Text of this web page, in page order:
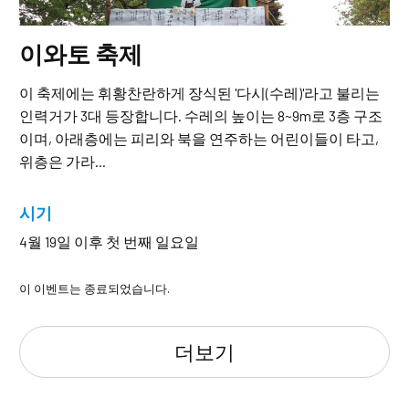
이와토 축제
이 축제에는 휘황찬란하게 장식된 '다시(수레)'라고 불리는
인력거가 3대 등장합니다. 수레의 높이는 8~9m로 3층 구조
이며, 아래층에는 피리와 북을 연주하는 어린이들이 타고,
위층은 가라...
시기
4월 19일 이후 첫 번째 일요일
이 이벤트는 종료되었습니다.
더보기